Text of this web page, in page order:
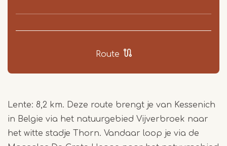
Route
Lente: 8,2 km. Deze route brengt je van Kessenich
in Belgie via het natuurgebied Vijverbroek naar
het witte stadje Thorn. Vandaar loop je via de